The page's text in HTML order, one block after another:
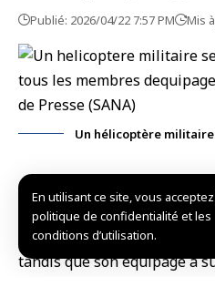
En utilisant ce site, vous
politique de confidentialité et les
conditions d’utilisation.
Publié: 2026/04/22 7:57 PM Mis
Un hélicoptère militaire
Ankara, (SANA)
militaires’est écrasé ce
d’entraînement dans la
tandis que son équipage a